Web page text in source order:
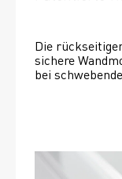
Die
sichere
bei